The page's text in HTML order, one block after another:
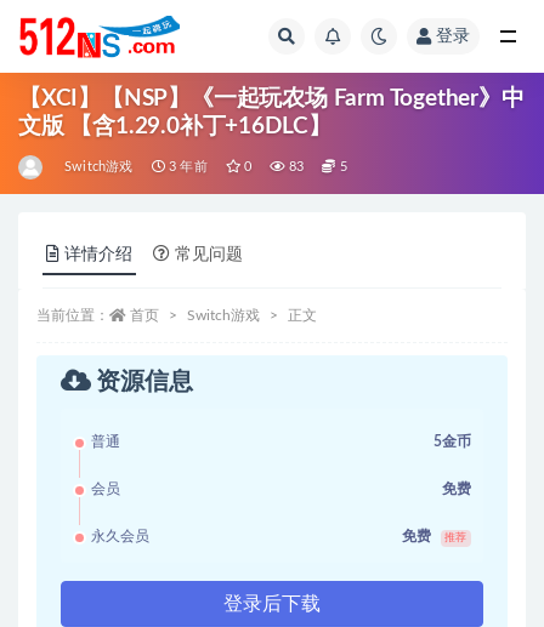
登录
【XCI】【NSP】《一起玩农场 Farm Together》中
文版 【含1.29.0补丁+16DLC】
Switch游戏 3 年前 0 83 5
详情介绍 常见问题
当前位置： 首页 Switch游戏 正文
资源信息
普通 5金币
会员 免费
永久会员 免费 推荐
登录后下载